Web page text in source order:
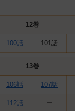
12巻
100話 101話
13巻
106話 107話
112話 ー